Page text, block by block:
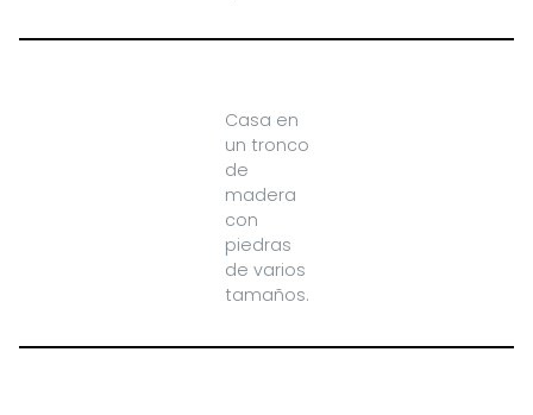
Casa en
un tronco
de
madera
con
piedras
de varios
tamaños.